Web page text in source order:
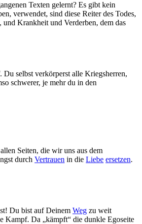
Texten gelernt? Es gibt kein
verwendet, sind diese Reiter des Todes,
Krankheit und Verderben, dem das
selbst verkörperst alle Kriegsherren,
schwerer, je mehr du in den
Seiten, die wir uns aus dem
durch Vertrauen in die Liebe ersetzen.
Du bist auf Deinem Weg zu weit
Kampf. Da „kämpft“ die dunkle Egoseite